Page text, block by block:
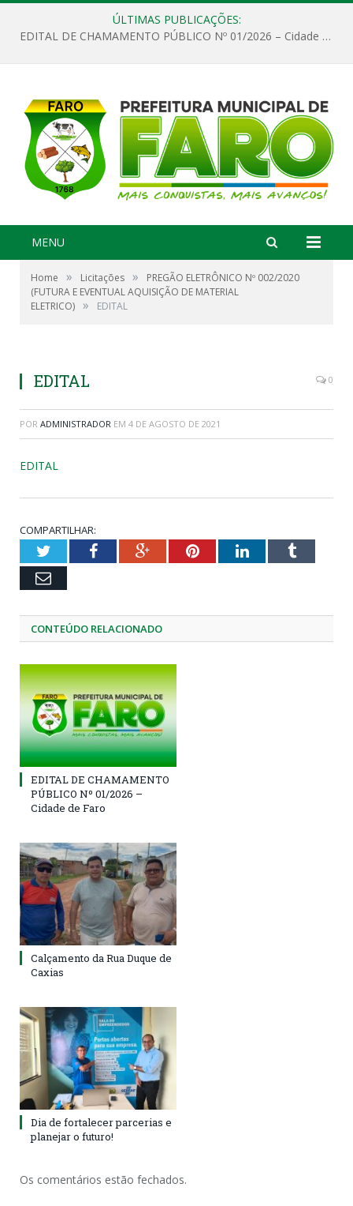
ÚLTIMAS PUBLICAÇÕES:
EDITAL DE CHAMAMENTO PÚBLICO Nº 01/2026 – Cidade de Faro
MENU
Home » Licitações »
PREGÃO ELETRÔNICO Nº 002/2020
(FUTURA E EVENTUAL AQUISIÇÃO DE MATERIAL
ELETRICO) » EDITAL
EDITAL 0
POR ADMINISTRADOR EM 4 DE AGOSTO DE 2021
EDITAL
COMPARTILHAR:
TwitterFacebookGoogle+PinterestLinkedInTumblr
Email
CONTEÚDO RELACIONADO
EDITAL DE CHAMAMENTO
PÚBLICO Nº 01/2026 –
Cidade de Faro
Calçamento da Rua Duque de
Caxias
Dia de fortalecer parcerias e
planejar o futuro!
Os comentários estão fechados.